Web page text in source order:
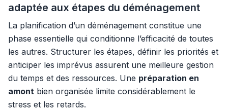
adaptée aux étapes du déménagement
La planification d’un déménagement constitue une
phase essentielle qui conditionne l’efficacité de toutes
les autres. Structurer les étapes, définir les priorités et
anticiper les imprévus assurent une meilleure gestion
du temps et des ressources. Une préparation en
amont bien organisée limite considérablement le
stress et les retards.